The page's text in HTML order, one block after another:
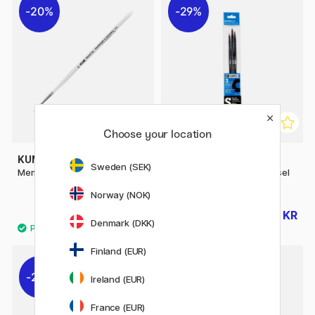
20%
KUM
Memory Point Rund St 00
29%
Campus Watercolour Pensel
39 KR
29%
Choose your location
Sweden (SEK)
Norway (NOK)
Denmark (DKK)
Finland (EUR)
Ireland (EUR)
France (EUR)